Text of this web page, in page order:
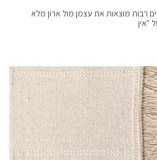
רבות מוצאות את עצמן מול ארון מלא
"אין